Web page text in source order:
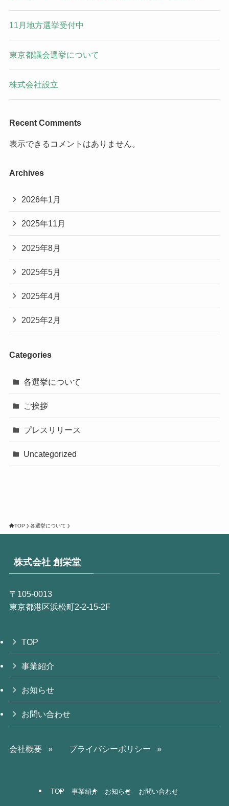
11月地方選挙受付中
東京都議会選挙について
株式会社設立
Recent Comments
表示できるコメントはありません。
Archives
2026年1月
2025年11月
2025年8月
2025年5月
2025年4月
2025年2月
Categories
各選挙について
ご挨拶
プレスリリース
Uncategorized
TOP 各選挙について
株式会社 創栄堂
〒105‐0013
東京都港区浜松町2-2-15-2F
TOP
事業紹介
お知らせ
お問い合わせ
会社概要 » プライバシーポリシー »
TOP 事業紹介 お知らせ お問い合わせ